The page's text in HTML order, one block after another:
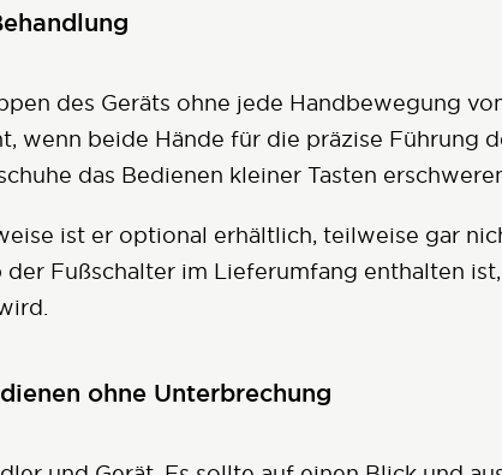
des Geräts ohne jede Handbewegung
wenn beide Hände für die präzise Führung
das Bedienen kleiner Tasten
ist er optional erhältlich, teilweise gar
Fußschalter im Lieferumfang enthalten ist,
ohne Unterbrechung